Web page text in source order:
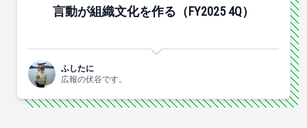
言動が組織文化を作る（FY2025 4Q）
ふしたに
広報の伏谷です。